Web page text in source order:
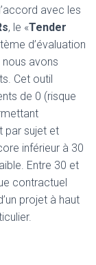
avec les
, le «Tender
d’évaluation
avons
Cet outil
de 0 (risque
par sujet et
inférieur à 30
Entre 30 et
contractuel
projet à haut